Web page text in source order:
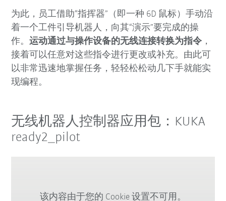
为此，员工借助“指挥器”（即一种 6D 鼠标）手动沿
着一个工件引导机器人，向其“演示”要完成的操
作。运动通过与操作设备的无线连接转换为指令 ，
接着可以任意对这些指令进行更改或补充。由此可
以非常迅速地掌握任务，轻轻松松动几下手就能实
现编程。
无线机器人控制器应用包：KUKA
ready2_pilot
该内容由于您的 Cookie 设置不可用。